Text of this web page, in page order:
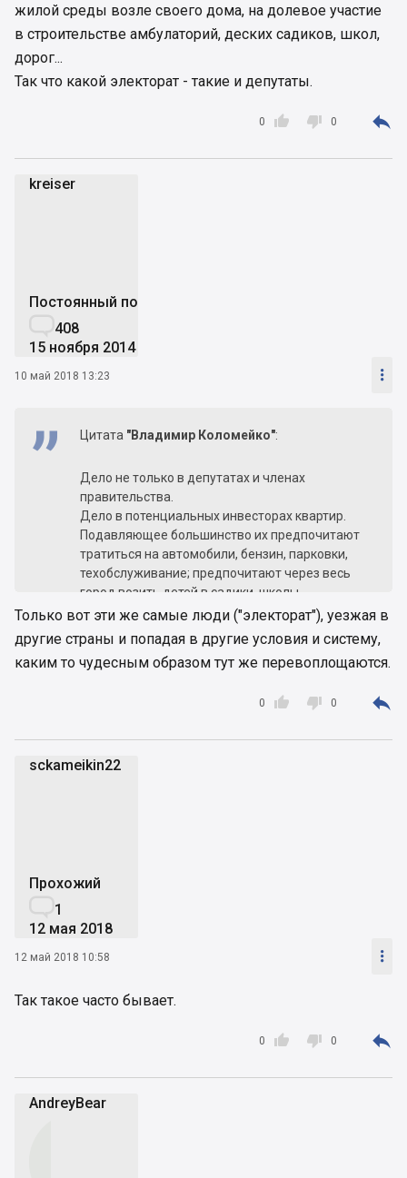
жилой среды возле своего дома, на долевое участие
в строительстве амбулаторий, деских садиков, школ,
дорог...
Так что какой электорат - такие и депутаты.

0  0 
kreiser
Постоянный пользователь
408
15 ноября 2014
10 май 2018 13:23 
Цитата "Владимир Коломейко":
Дело не только в депутатах и членах
правительства.
Дело в потенциальных инвесторах квартир.
Подавляющее большинство их предпочитают
тратиться на автомобили, бензин, парковки,
техобслуживание; предпочитают через весь
город возить детей в садики, школы,
поликлиники. Но не готовы тратить деньги на
своего дома, на долевое участие в
строительстве амбулаторий, деских садиков,
Так что какой электорат - такие и депутаты.
Только вот эти же самые люди ("электорат"), уезжая в
другие страны и попадая в другие условия и систему,
каким то чудесным образом тут же перевоплощаются.

0  0 
sckameikin22
Прохожий
1
12 мая 2018
12 май 2018 10:58 
Так такое часто бывает.

0  0 
AndreyBear